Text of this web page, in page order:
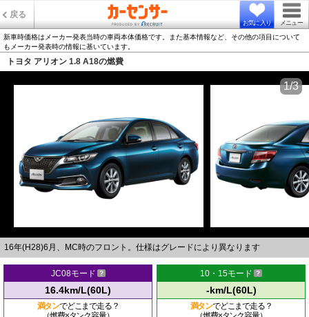
戻る
お気に入り メニュー
新車時価格はメーカー発表当時の車両本体価格です。また基本情報など、その他の項目について
もメーカー発表時の情報に基いています。
トヨタ アリオン 1.8 A18の燃費
16年(H28)6月、MC時のフロント。仕様はグレードにより異なります
1/3
JC08モード
16.4km/L(60L)
満タンでどこまで走る？
10・15モード
-km/L(60L)
満タンでどこまで走る？